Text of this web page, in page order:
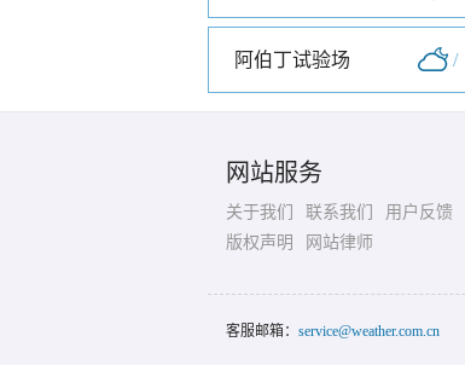
阿伯丁试验场 /
网站服务
关于我们 联系我们
用户反馈
版权声明
网站律师
客服邮箱： service@weather.com.cn